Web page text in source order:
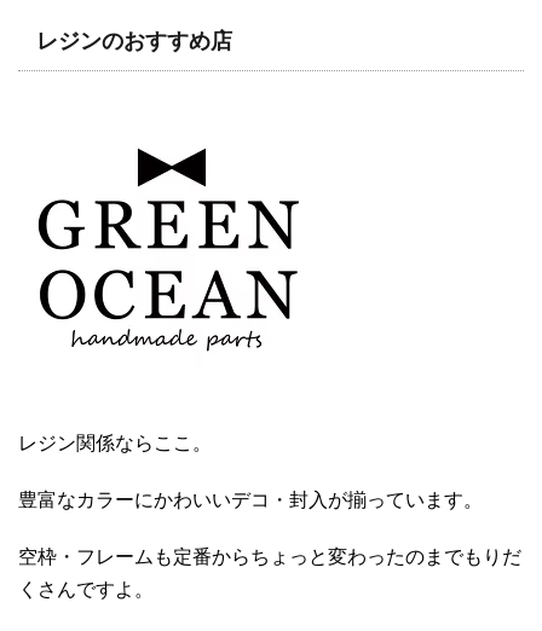
レジンのおすすめ店
レジン関係ならここ。
豊富なカラーにかわいいデコ・封入が揃っています。
空枠・フレームも定番からちょっと変わったのまでもりだ
くさんですよ。